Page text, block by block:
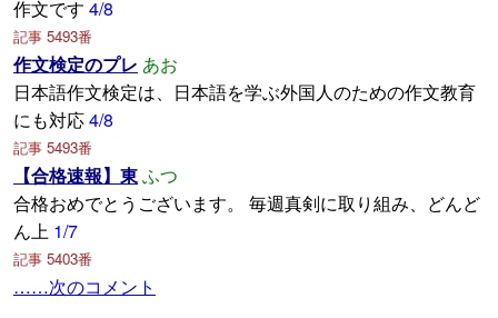
作文です 4/8
記事 5493番
作文検定のプレ あお
日本語作文検定は、日本語を学ぶ外国人のための作文教育
にも対応4/8
記事 5493番
【合格速報】東ふつ
合格おめでとうございます。 毎週真剣に取り組み、どんど
ん上 1/7
記事 5403番
……次のコメント